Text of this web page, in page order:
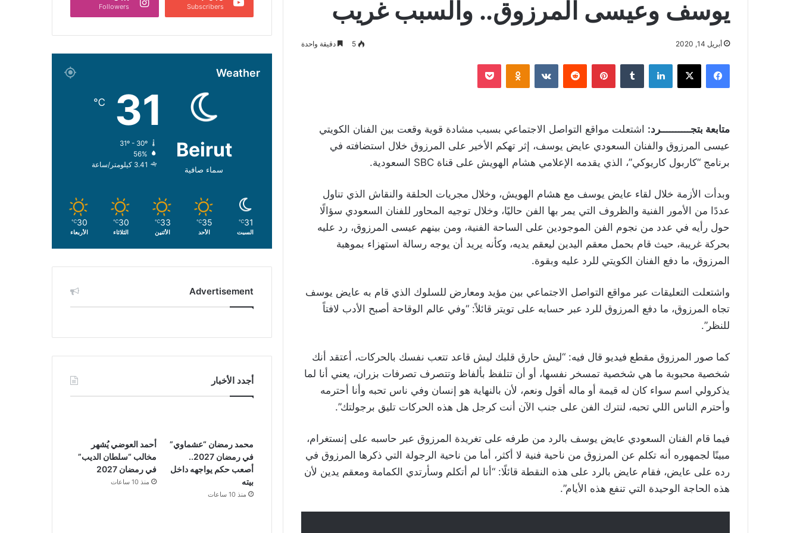
يوسف وعيسى المرزوق.. والسبب غريب
أبريل 14, 2020 5 دقيقة واحدة
فيسبوك ‫X لينكدإن بينتيريست Odnoklassniki
‫Pocket
متابعة بتجــــــــــرد: اشتعلت مواقع التواصل الاجتماعي بسبب مشادة قوية وقعت بين الفنان الكويتي
عيسى المرزوق والفنان السعودي عايض يوسف، إثر تهكم الأخير على المرزوق خلال استضافته في
برنامج “كاربول كاريوكي”، الذي يقدمه الإعلامي هشام الهويش على قناة SBC السعودية.
وبدأت الأزمة خلال لقاء عايض يوسف مع هشام الهويش، وخلال مجريات الحلقة والنقاش الذي تناول
عددًا من الأمور الفنية والظروف التي يمر بها الفن حاليًا، وخلال توجيه المحاور للفنان السعودي سؤالًا
حول رأيه في عدد من نجوم الفن الموجودين على الساحة الفنية، ومن بينهم عيسى المرزوق، رد عليه
بحركة غريبة، حيث قام بحمل معقم اليدين ليعقم يديه، وكأنه يريد أن يوجه رسالة استهزاء بموهبة
المرزوق، ما دفع الفنان الكويتي للرد عليه وبقوة.
واشتعلت التعليقات عبر مواقع التواصل الاجتماعي بين مؤيد ومعارض للسلوك الذي قام به عايض يوسف
تجاه المرزوق، ما دفع المرزوق للرد عبر حسابه على تويتر قائلاً: “وفي عالم الوقاحة أصبح الأدب لافتاً
للنظر”.
كما صور المرزوق مقطع فيديو قال فيه: “ليش حارق قلبك ليش قاعد تتعب نفسك بالحركات، أعتقد أنك
شخصية محبوبة ما هي شخصية تمسخر نفسها، أو أن تتلفظ بألفاظ وتتصرف تصرفات بزران، يعني أنا لما
يذكرولي اسم سواء كان له قيمة أو ماله أقول ونعم، لأن بالنهاية هو إنسان وفي ناس تحبه وأنا أحترمه
وأحترم الناس اللي تحبه، لنترك الفن على جنب الآن أنت كرجل هل هذه الحركات تليق برجولتك”.
فيما قام الفنان السعودي عايض يوسف بالرد من طرفه على تغريدة المرزوق عبر حاسبه على إنستغرام،
مبينًا لجمهوره أنه تكلم عن المرزوق من ناحية فنية لا أكثر، أما من ناحية الرجولة التي ذكرها المرزوق في
رده على عايض، فقام عايض بالرد على هذه النقطة قائلًا: “أنا لم أتكلم وسأرتدي الكمامة ومعقم يدين لأن
هذه الحاجة الوحيدة التي تنفع هذه الأيام”.
Subscribers
Followers
Weather
Beirut
سماء صافية
31
℃
31º - 30º
56%
3.41 كيلومتر/ساعة
31
℃
السبت
35
℃
الأحد
33
℃
الأثنين
30
℃
الثلاثاء
30
℃
الأربعاء
Advertisement
أجدد الأخبار
محمد رمضان “عشماوي”
في رمضان 2027..
أصعب حكم يواجهه داخل
بيته
منذ 10 ساعات
أحمد العوضي يُشهر
مخالب “سلطان الديب”
في رمضان 2027
منذ 10 ساعات